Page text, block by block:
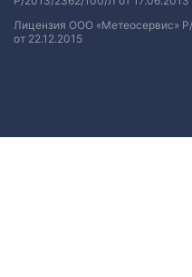
Лицензия ООО «Метеосервис»
от 22.12.2015